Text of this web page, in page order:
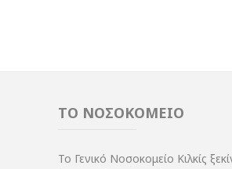
ΤΟ ΝΟΣΟΚΟΜΕΙΟ
Το Γενικό Νοσοκομείο Κιλκίς